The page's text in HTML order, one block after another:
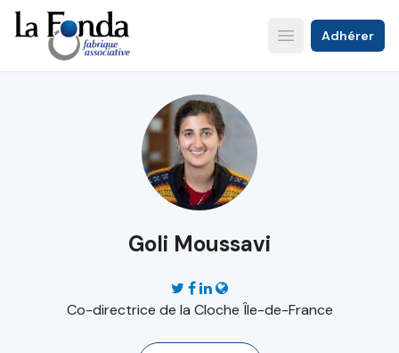
Aller
au
contenu
principal
Open main menu
Adhérer
Goli Moussavi
Co-directrice de la Cloche Île-de-France